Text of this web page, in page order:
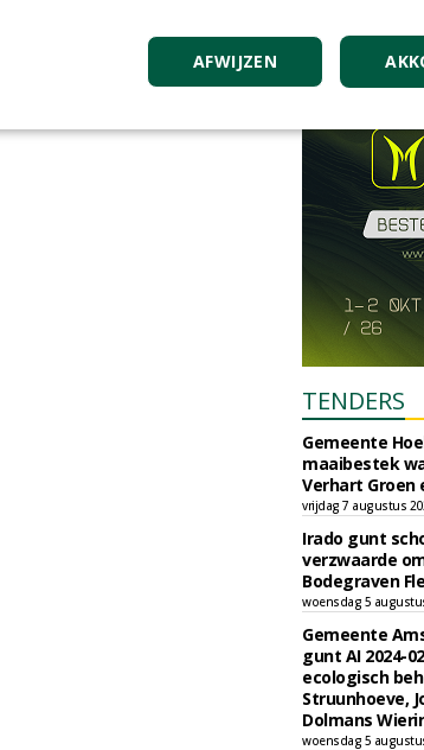
TENDERS
Gemeente
maaibestek
Verhart Groen
vrijdag 7 augustus
Irado gunt
verzwaarde
Bodegraven
woensdag 5
Gemeente
gunt AI 2024-
ecologisch
Struunhoeve,
Dolmans
woensdag 5
AFWIJZEN